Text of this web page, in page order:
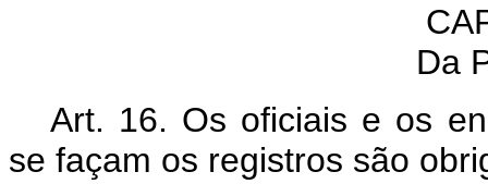
Da
Art. 16. Os oficiais e os
se façam os registros são